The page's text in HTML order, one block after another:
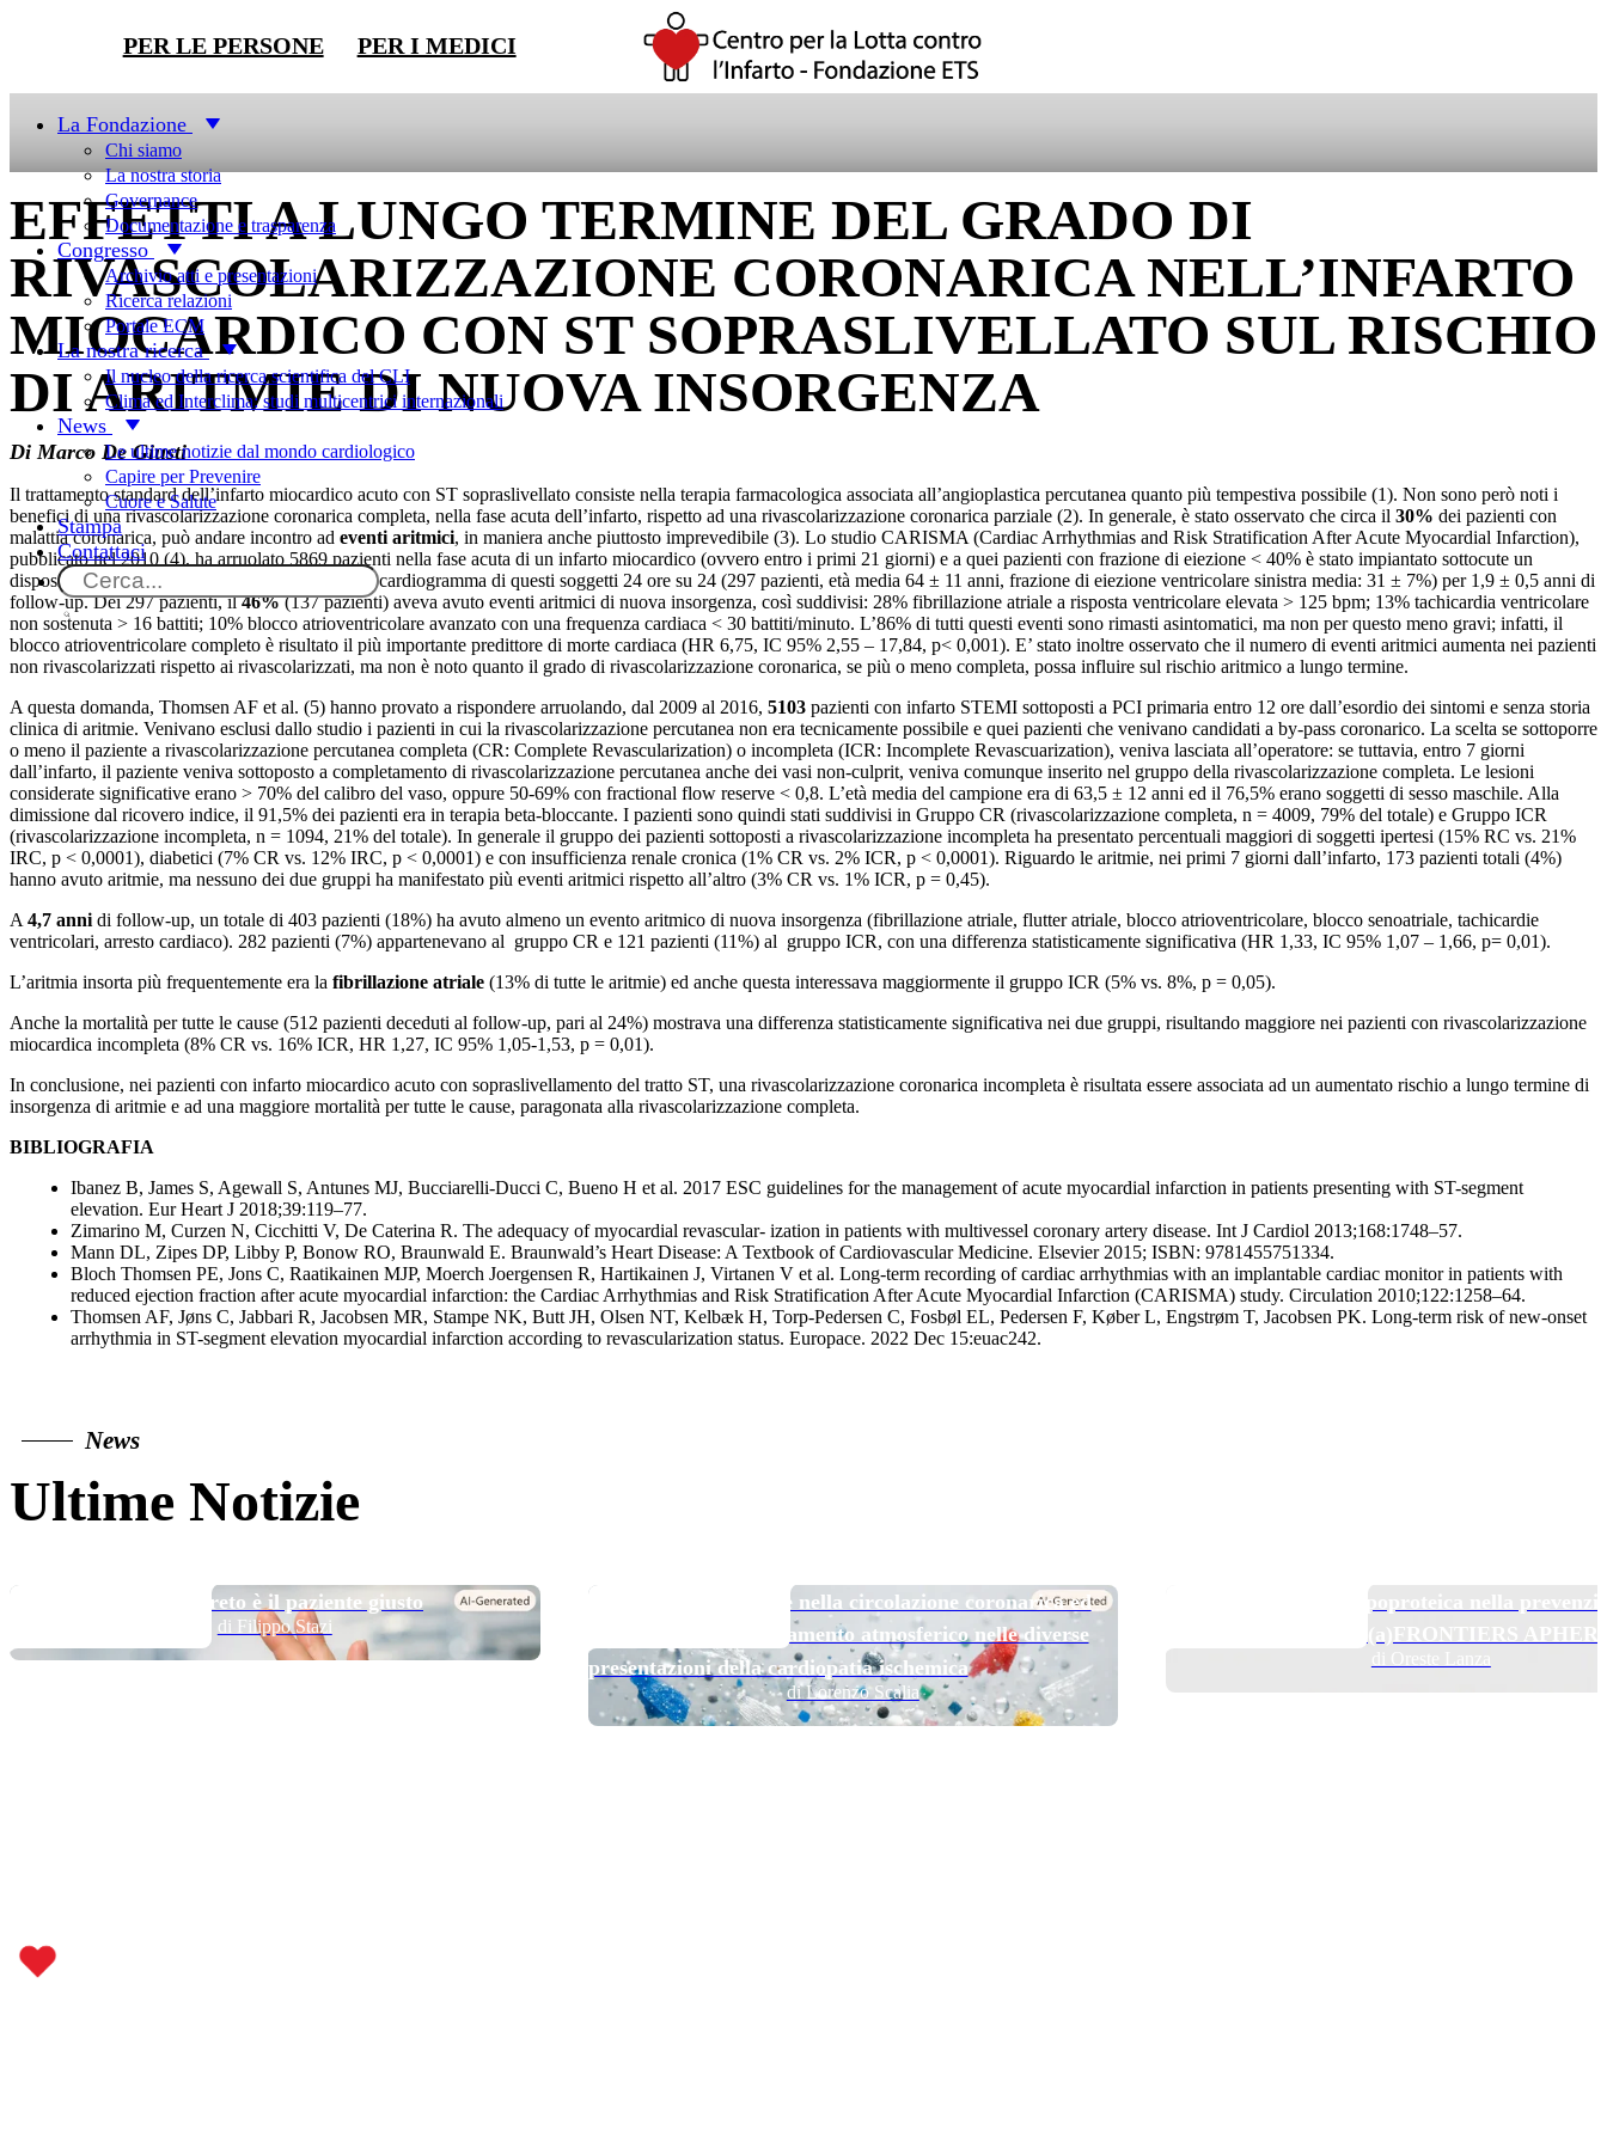
PER LE PERSONE PER I MEDICI
La Fondazione
Chi siamo
La nostra storia
Governance
Documentazione e trasparenza
Congresso
Archivio atti e presentazioni
Ricerca relazioni
Portale ECM
La nostra ricerca
Il nucleo della ricerca scientifica del CLI
Clima ed Interclima: studi multicentrici internazionali
News
Le ultime notizie dal mondo cardiologico
Capire per Prevenire
Cuore e Salute
Stampa
Contattaci
Top News
EFFETTI A LUNGO TERMINE DEL GRADO DI
RIVASCOLARIZZAZIONE CORONARICA NELL’INFARTO
MIOCARDICO CON ST SOPRASLIVELLATO SUL RISCHIO
DI ARITMIE DI NUOVA INSORGENZA
Di Marco De Giusti
Il trattamento standard dell’infarto miocardico acuto con ST sopraslivellato consiste nella terapia farmacologica associata all’angioplastica percutanea quanto più tempestiva possibile (1). Non sono però noti i
benefici di una rivascolarizzazione coronarica completa, nella fase acuta dell’infarto, rispetto ad una rivascolarizzazione coronarica parziale (2). In generale, è stato osservato che circa il 30% dei pazienti con
malattia coronarica, può andare incontro ad eventi aritmici, in maniera anche piuttosto imprevedibile (3). Lo studio CARISMA (Cardiac Arrhythmias and Risk Stratification After Acute Myocardial Infarction),
pubblicato nel 2010 (4), ha arruolato 5869 pazienti nella fase acuta di un infarto miocardico (ovvero entro i primi 21 giorni) e a quei pazienti con frazione di eiezione < 40% è stato impiantato sottocute un
dispositivo (loop recorder) che registrava l’elettrocardiogramma di questi soggetti 24 ore su 24 (297 pazienti, età media 64 ± 11 anni, frazione di eiezione ventricolare sinistra media: 31 ± 7%) per 1,9 ± 0,5 anni di
follow-up. Dei 297 pazienti, il46%(137 pazienti) aveva avuto eventi aritmici di nuova insorgenza, così suddivisi: 28% fibrillazione atriale a risposta ventricolare elevata > 125 bpm; 13% tachicardia ventricolare
non sostenuta > 16 battiti; 10% blocco atrioventricolare avanzato con una frequenza cardiaca < 30 battiti/minuto. L’86% di tutti questi eventi sono rimasti asintomatici, ma non per questo meno gravi; infatti, il
blocco atrioventricolare completo è risultato il più importante predittore di morte cardiaca (HR 6,75, IC 95% 2,55 – 17,84, p< 0,001). E’ stato inoltre osservato che il numero di eventi aritmici aumenta nei pazienti
non rivascolarizzati rispetto ai rivascolarizzati, ma non è noto quanto il grado di rivascolarizzazione coronarica, se più o meno completa, possa influire sul rischio aritmico a lungo termine.
A questa domanda, Thomsen AF et al. (5) hanno provato a rispondere arruolando, dal 2009 al 2016, 5103 pazienti con infarto STEMI sottoposti a PCI primaria entro 12 ore dall’esordio dei sintomi e senza storia
clinica di aritmie. Venivano esclusi dallo studio i pazienti in cui la rivascolarizzazione percutanea non era tecnicamente possibile e quei pazienti che venivano candidati a by-pass coronarico. La scelta se sottoporre
o meno il paziente a rivascolarizzazione percutanea completa (CR: Complete Revascularization) o incompleta (ICR: Incomplete Revascuarization), veniva lasciata all’operatore: se tuttavia, entro 7 giorni
dall’infarto, il paziente veniva sottoposto a completamento di rivascolarizzazione percutanea anche dei vasi non-culprit, veniva comunque inserito nel gruppo della rivascolarizzazione completa. Le lesioni
considerate significative erano > 70% del calibro del vaso, oppure 50-69% con fractional flow reserve < 0,8. L’età media del campione era di 63,5 ± 12 anni ed il 76,5% erano soggetti di sesso maschile. Alla
dimissione dal ricovero indice, il 91,5% dei pazienti era in terapia beta-bloccante. I pazienti sono quindi stati suddivisi in Gruppo CR (rivascolarizzazione completa, n = 4009, 79% del totale) e Gruppo ICR
(rivascolarizzazione incompleta, n = 1094, 21% del totale). In generale il gruppo dei pazienti sottoposti a rivascolarizzazione incompleta ha presentato percentuali maggiori di soggetti ipertesi (15% RC vs. 21%
IRC, p < 0,0001), diabetici (7% CR vs. 12% IRC, p < 0,0001) e con insufficienza renale cronica (1% CR vs. 2% ICR, p < 0,0001). Riguardo le aritmie, nei primi 7 giorni dall’infarto, 173 pazienti totali (4%)
hanno avuto aritmie, ma nessuno dei due gruppi ha manifestato più eventi aritmici rispetto all’altro (3% CR vs. 1% ICR, p = 0,45).
A 4,7 anni di follow-up, un totale di 403 pazienti (18%) ha avuto almeno un evento aritmico di nuova insorgenza (fibrillazione atriale, flutter atriale, blocco atrioventricolare, blocco senoatriale, tachicardie
ventricolari, arresto cardiaco). 282 pazienti (7%) appartenevano al gruppo CR e 121 pazienti (11%) al gruppo ICR, con una differenza statisticamente significativa (HR 1,33, IC 95% 1,07 – 1,66, p= 0,01).
L’aritmia insorta più frequentemente era la fibrillazione atriale (13% di tutte le aritmie) ed anche questa interessava maggiormente il gruppo ICR (5% vs. 8%, p = 0,05).
Anche la mortalità per tutte le cause (512 pazienti deceduti al follow-up, pari al 24%) mostrava una differenza statisticamente significativa nei due gruppi, risultando maggiore nei pazienti con rivascolarizzazione
miocardica incompleta (8% CR vs. 16% ICR, HR 1,27, IC 95% 1,05-1,53, p = 0,01).
In conclusione, nei pazienti con infarto miocardico acuto con sopraslivellamento del tratto ST, una rivascolarizzazione coronarica incompleta è risultata essere associata ad un aumentato rischio a lungo termine di
insorgenza di aritmie e ad una maggiore mortalità per tutte le cause, paragonata alla rivascolarizzazione completa.
BIBLIOGRAFIA
Ibanez B, James S, Agewall S, Antunes MJ, Bucciarelli-Ducci C, Bueno H et al. 2017 ESC guidelines for the management of acute myocardial infarction in patients presenting with ST-segment
elevation. Eur Heart J 2018;39:119–77.
Zimarino M, Curzen N, Cicchitti V, De Caterina R. The adequacy of myocardial revascular- ization in patients with multivessel coronary artery disease. Int J Cardiol 2013;168:1748–57.
Mann DL, Zipes DP, Libby P, Bonow RO, Braunwald E. Braunwald’s Heart Disease: A Textbook of Cardiovascular Medicine. Elsevier 2015; ISBN: 9781455751334.
Bloch Thomsen PE, Jons C, Raatikainen MJP, Moerch Joergensen R, Hartikainen J, Virtanen V et al. Long-term recording of cardiac arrhythmias with an implantable cardiac monitor in patients with
reduced ejection fraction after acute myocardial infarction: the Cardiac Arrhythmias and Risk Stratification After Acute Myocardial Infarction (CARISMA) study. Circulation 2010;122:1258–64.
Thomsen AF, Jøns C, Jabbari R, Jacobsen MR, Stampe NK, Butt JH, Olsen NT, Kelbæk H, Torp-Pedersen C, Fosbøl EL, Pedersen F, Køber L, Engstrøm T, Jacobsen PK. Long-term risk of new-onset
arrhythmia in ST-segment elevation myocardial infarction according to revascularization status. Europace. 2022 Dec 15:euac242.
News
Ultime Notizie
Long DAPT…? Il segreto è il paziente giusto
di Filippo Stazi
Micro e nanoplastiche nella circolazione coronarica ed
esposizione all’inquinamento atmosferico nelle diverse
presentazioni della cardiopatia ischemica
di Lorenzo Scalia
secondaria: il trial Lp(a)FRONTIERS
di Oreste Lanza